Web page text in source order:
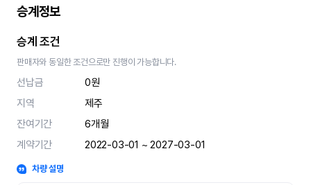
승계정보
승계 조건
판매자와 동일한 조건으로만 진행이 가능합니다.
선납금
0원
지역
제주
잔여기간
6개월
계약기간
2022-03-01 ~ 2027-03-01
차량 설명